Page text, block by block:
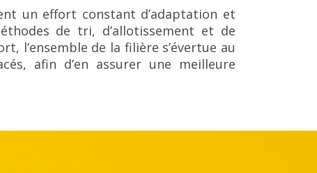
un effort constant d’adaptation et
de tri, d’allotissement et de
l’ensemble de la filière s’évertue au
afin d’en assurer une meilleure